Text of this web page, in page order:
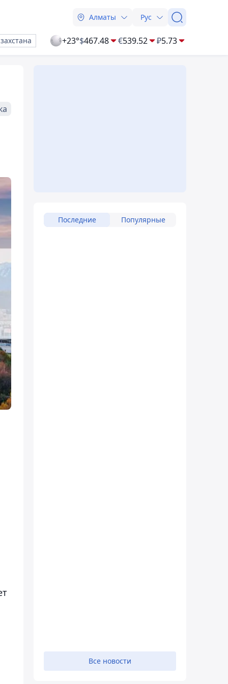
Алматы Рус
+23°$467.48 €539.52 ₽5.73
Последние Популярные
Все новости